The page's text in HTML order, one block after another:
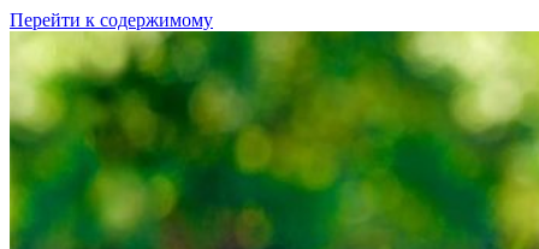
Перейти к содержимому